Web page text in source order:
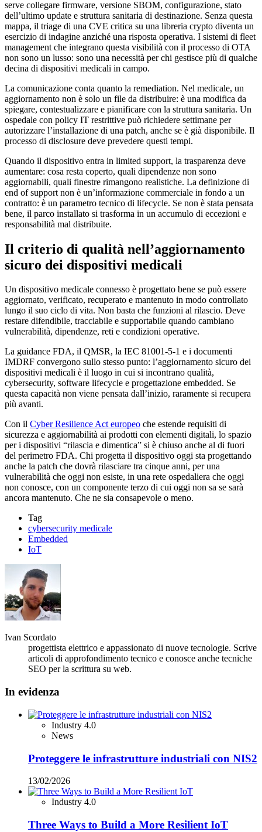
serve collegare firmware, versione SBOM, configurazione, stato
dell’ultimo update e struttura sanitaria di destinazione. Senza questa
mappa, il triage di una CVE critica su una libreria crypto diventa un
esercizio di indagine anziché una risposta operativa. I sistemi di fleet
management che integrano questa visibilità con il processo di OTA
non sono un lusso: sono una necessità per chi gestisce più di qualche
decina di dispositivi medicali in campo.
La comunicazione conta quanto la remediation. Nel medicale, un
aggiornamento non è solo un file da distribuire: è una modifica da
spiegare, contestualizzare e pianificare con la struttura sanitaria. Un
ospedale con policy IT restrittive può richiedere settimane per
autorizzare l’installazione di una patch, anche se è già disponibile. Il
processo di disclosure deve prevedere questi tempi.
Quando il dispositivo entra in limited support, la trasparenza deve
aumentare: cosa resta coperto, quali dipendenze non sono
aggiornabili, quali finestre rimangono realistiche. La definizione di
end of support non è un’informazione commerciale in fondo a un
contratto: è un parametro tecnico di lifecycle. Se non è stata pensata
bene, il parco installato si trasforma in un accumulo di eccezioni e
responsabilità mal distribuite.
Il criterio di qualità nell’aggiornamento
sicuro dei dispositivi medicali
Un dispositivo medicale connesso è progettato bene se può essere
aggiornato, verificato, recuperato e mantenuto in modo controllato
lungo il suo ciclo di vita. Non basta che funzioni al rilascio. Deve
restare difendibile, tracciabile e supportabile quando cambiano
vulnerabilità, dipendenze, reti e condizioni operative.
La guidance FDA, il QMSR, la IEC 81001-5-1 e i documenti
IMDRF convergono sullo stesso punto: l’aggiornamento sicuro dei
dispositivi medicali è il luogo in cui si incontrano qualità,
cybersecurity, software lifecycle e progettazione embedded. Se
questa capacità non viene pensata dall’inizio, raramente si recupera
più avanti.
Con il Cyber Resilience Act europeo che estende requisiti di
sicurezza e aggiornabilità ai prodotti con elementi digitali, lo spazio
per i dispositivi “rilascia e dimentica” si è chiuso anche al di fuori
del perimetro FDA. Chi progetta il dispositivo oggi sta progettando
anche la patch che dovrà rilasciare tra cinque anni, per una
vulnerabilità che oggi non esiste, in una rete ospedaliera che oggi
non conosce, con un componente terzo di cui oggi non sa se sarà
ancora mantenuto. Che ne sia consapevole o meno.
Tag
cybersecurity medicale
Embedded
IoT
Ivan Scordato
progettista elettrico e appassionato di nuove tecnologie. Scrive
articoli di approfondimento tecnico e conosce anche tecniche
SEO per la scrittura su web.
In evidenza
Industry 4.0
News
Proteggere le infrastrutture industriali con NIS2
13/02/2026
Industry 4.0
Three Ways to Build a More Resilient IoT